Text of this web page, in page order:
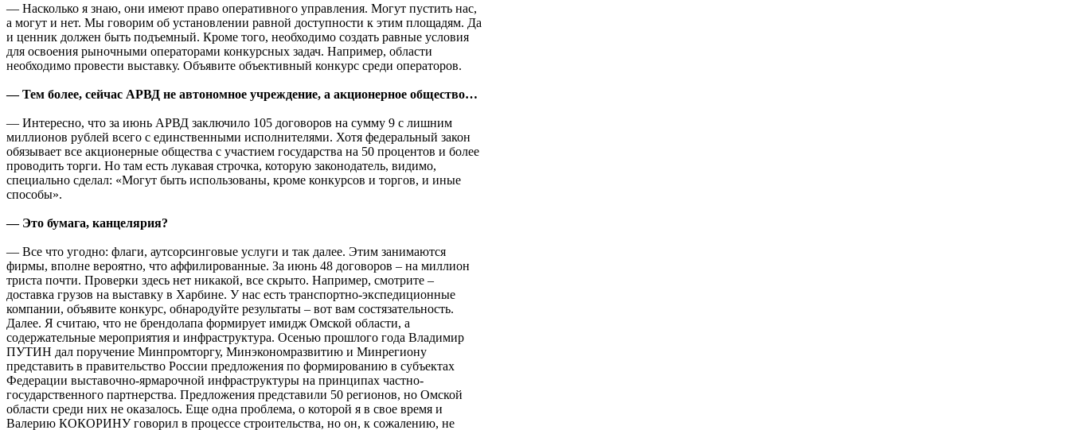
— Насколько я знаю, они имеют право оперативного управления. Могут пустить нас,
а могут и нет. Мы говорим об установлении равной доступности к этим площадям. Да
и ценник должен быть подъемный. Кроме того, необходимо создать равные условия
для освоения рыночными операторами конкурсных задач. Например, области
необходимо провести выставку. Объявите объективный конкурс среди операторов.
— Тем более, сейчас АРВД не автономное учреждение, а акционерное общество…
— Интересно, что за июнь АРВД заключило 105 договоров на сумму 9 с лишним
миллионов рублей всего с единственными исполнителями. Хотя федеральный закон
обязывает все акционерные общества с участием государства на 50 процентов и более
проводить торги. Но там есть лукавая строчка, которую законодатель, видимо,
специально сделал: «Могут быть использованы, кроме конкурсов и торгов, и иные
способы».
— Это бумага, канцелярия?
— Все что угодно: флаги, аутсорсинговые услуги и так далее. Этим занимаются
фирмы, вполне вероятно, что аффилированные. За июнь 48 договоров – на миллион
триста почти. Проверки здесь нет никакой, все скрыто. Например, смотрите –
доставка грузов на выставку в Харбине. У нас есть транспортно-экспедиционные
компании, объявите конкурс, обнародуйте результаты – вот вам состязательность.
Далее. Я считаю, что не брендолапа формирует имидж Омской области, а
содержательные мероприятия и инфраструктура. Осенью прошлого года Владимир
ПУТИН дал поручение Минпромторгу, Минэкономразвитию и Минрегиону
представить в правительство России предложения по формированию в субъектах
Федерации выставочно-ярмарочной инфраструктуры на принципах частно-
государственного партнерства. Предложения представили 50 регионов, но Омской
области среди них не оказалось. Еще одна проблема, о которой я в свое время и
Валерию КОКОРИНУ говорил в процессе строительства, но он, к сожалению, не